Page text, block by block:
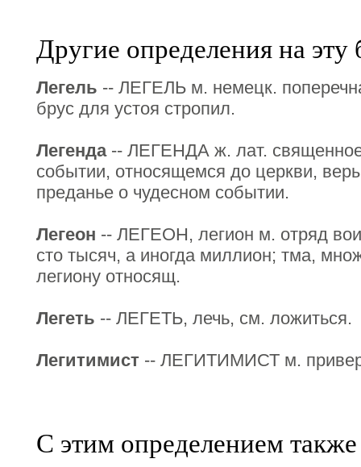
Другие определения на эту
Легель -- ЛЕГЕЛЬ м. немецк.
брус для устоя стропил.
Легенда-- ЛЕГЕНДА ж. лат. священное
событии, относящемся до церкви,
преданье о чудесном событии.
Легеон -- ЛЕГЕОН, легион м. отряд
сто тысяч, а иногда миллион; тма,
легиону относящ.
Легеть -- ЛЕГЕТЬ, лечь, см. ложиться.
Легитимист -- ЛЕГИТИМИСТ м.
С этим определением